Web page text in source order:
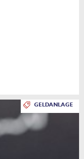
GELDANLAGE